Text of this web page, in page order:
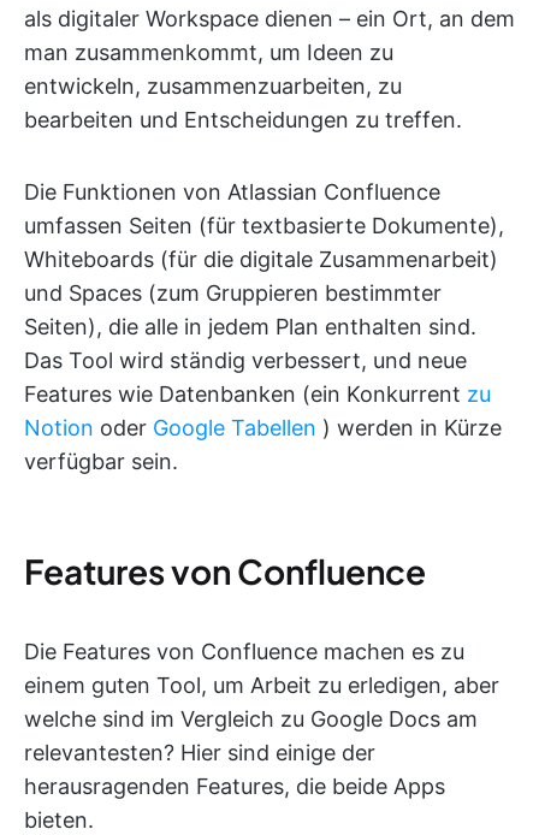
als digitaler Workspace dienen – ein Ort, an dem
man zusammenkommt, um Ideen zu
entwickeln, zusammenzuarbeiten, zu
bearbeiten und Entscheidungen zu treffen.
Die Funktionen von Atlassian Confluence
umfassen Seiten (für textbasierte Dokumente),
Whiteboards (für die digitale Zusammenarbeit)
und Spaces (zum Gruppieren bestimmter
Seiten), die alle in jedem Plan enthalten sind.
Das Tool wird ständig verbessert, und neue
Features wie Datenbanken (ein Konkurrent zu
Notion oder Google Tabellen ) werden in Kürze
verfügbar sein.
Features von Confluence
Die Features von Confluence machen es zu
einem guten Tool, um Arbeit zu erledigen, aber
welche sind im Vergleich zu Google Docs am
relevantesten? Hier sind einige der
herausragenden Features, die beide Apps
bieten.